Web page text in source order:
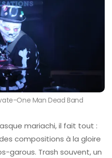
One Man Dead Band
mariachi, il fait tout :
compositions à la gloire
garous. Trash souvent, un